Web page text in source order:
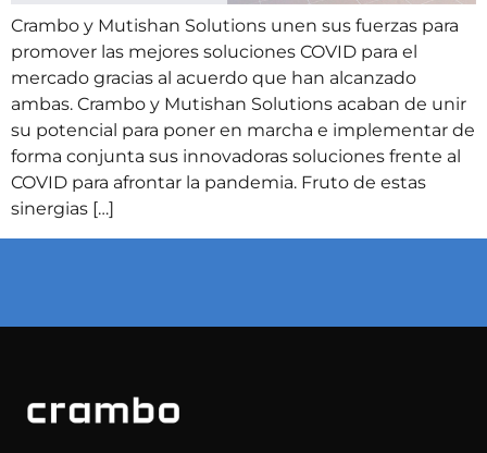
Crambo y Mutishan Solutions unen sus fuerzas para
promover las mejores soluciones COVID para el
mercado gracias al acuerdo que han alcanzado
ambas. Crambo y Mutishan Solutions acaban de unir
su potencial para poner en marcha e implementar de
forma conjunta sus innovadoras soluciones frente al
COVID para afrontar la pandemia. Fruto de estas
sinergias […]